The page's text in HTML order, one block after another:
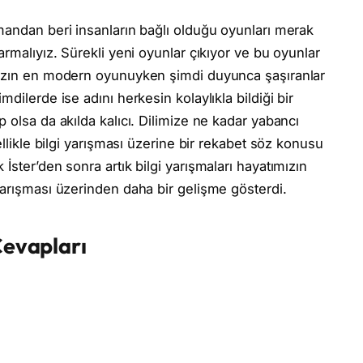
beri insanların bağlı olduğu oyunları merak
Sürekli yeni oyunlar çıkıyor ve bu oyunlar
en modern oyunuyken şimdi duyunca şaşıranlar
ise adını herkesin kolaylıkla bildiği bir
da akılda kalıcı. Dilimize ne kadar yabancı
bilgi yarışması üzerine bir rekabet söz konusu
sonra artık bilgi yarışmaları hayatımızın
üzerinden daha bir gelişme gösterdi.